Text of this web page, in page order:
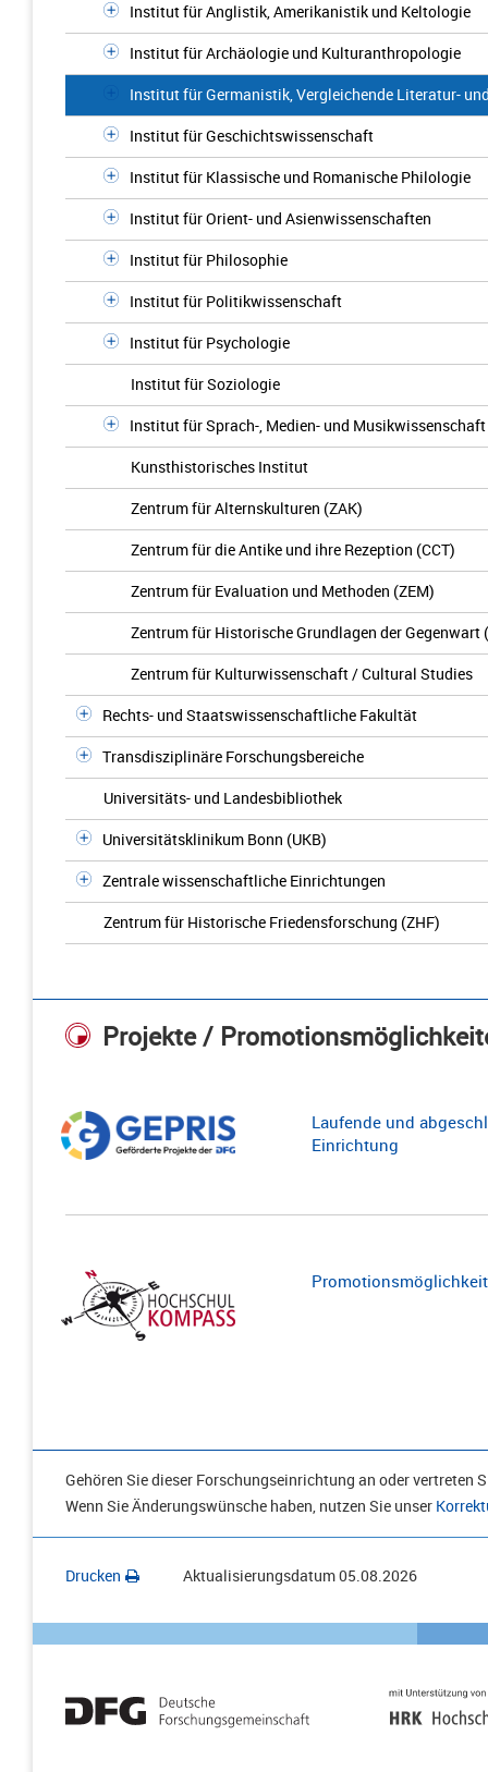
Institut für Anglistik, Amerikanistik und Keltologie
Institut für Archäologie und Kulturanthropologie
Institut für Germanistik, Vergleichende Literatur-
Institut für Geschichtswissenschaft
Institut für Klassische und Romanische Philologie
Institut für Orient- und Asienwissenschaften
Institut für Philosophie
Institut für Politikwissenschaft
Institut für Psychologie
Institut für Soziologie
Institut für Sprach-, Medien- und Musikwissenschaft
Kunsthistorisches Institut
Zentrum für Alternskulturen (ZAK)
Zentrum für die Antike und ihre Rezeption (CCT)
Zentrum für Evaluation und Methoden (ZEM)
Zentrum für Historische Grundlagen der Gegenwart
Zentrum für Kulturwissenschaft / Cultural Studies
Rechts- und Staatswissenschaftliche Fakultät
Transdisziplinäre Forschungsbereiche
Universitäts- und Landesbibliothek
Universitätsklinikum Bonn (UKB)
Zentrale wissenschaftliche Einrichtungen
Zentrum für Historische Friedensforschung (ZHF)
Projekte /
Laufende und
Einrichtung
Gehören Sie dieser Forschungseinrichtung an oder vertreten
Wenn Sie Änderungswünsche haben, nutzen Sie unser
Drucken Aktualisierungsdatum05.08.2026